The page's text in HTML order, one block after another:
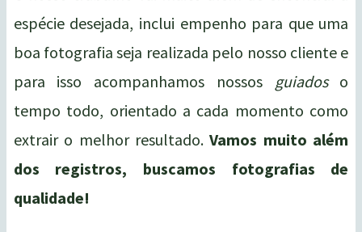
espécie desejada, inclui empenho para que uma
boa fotografia seja realizada pelo nosso cliente e
para isso acompanhamos nossos guiadoso
tempo todo, orientado a cada momento como
extrair o melhor resultado.Vamos muito além
dos registros, buscamos fotografias de
qualidade!